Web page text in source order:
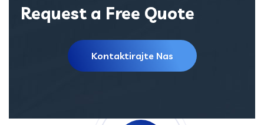
Request a Free Quote
Kontaktirajte Nas